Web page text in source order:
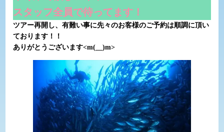
スタッフ全員で待ってます！
ツアー再開し、有難い事に先々のお客様のご予約は順調に頂い
ております！！
ありがとうございます<m(__)m>